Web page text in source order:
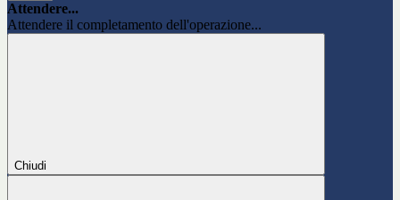
Attendere...
Attendere il completamento dell'operazione...
Chiudi